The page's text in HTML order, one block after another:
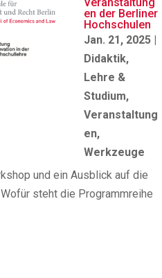
en der Berliner
Hochschulen
Jan. 21, 2025 |
Didaktik,
Lehre &
Studium,
Veranstaltung
en,
Werkzeuge
und ein Ausblick auf die
steht die Programmreihe